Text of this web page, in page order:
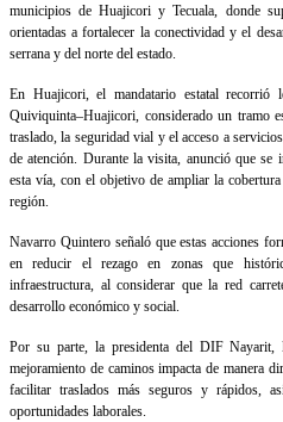
municipios de Huajicori y Tecuala, donde
orientadas a fortalecer la conectividad y el
serrana y del norte del estado.
En Huajicori, el mandatario estatal recorrió
Quiviquinta–Huajicori, considerado un tramo
traslado, la seguridad vial y el acceso a
de atención. Durante la visita, anunció que se
esta vía, con el objetivo de ampliar la
región.
Navarro Quintero señaló que estas acciones
en reducir el rezago en zonas que
infraestructura, al considerar que la red
desarrollo económico y social.
Por su parte, la presidenta del DIF Nayarit,
mejoramiento de caminos impacta de manera
facilitar traslados más seguros y rápidos,
oportunidades laborales.